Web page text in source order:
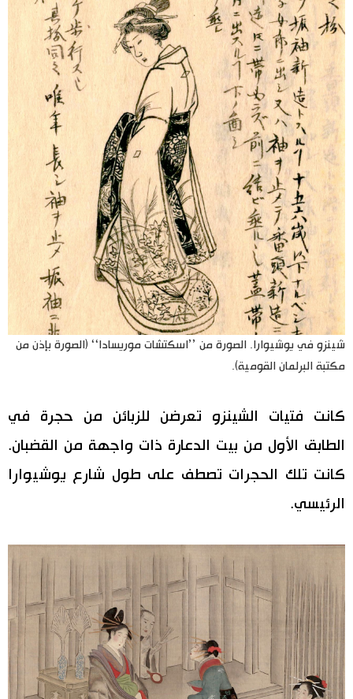
شينزو في يوشيوارا. الصورة من ’’اسكتشات موريسادا‘‘ (الصورة بإذن من
مكتبة البرلمان القومية).
كانت فتيات الشينزو تعرضن للزبائن من حجرة في
الطابق الأول من بيت الدعارة ذات واجهة من القضبان.
كانت تلك الحجرات تصطف على طول شارع يوشيوارا
الرئيسي.